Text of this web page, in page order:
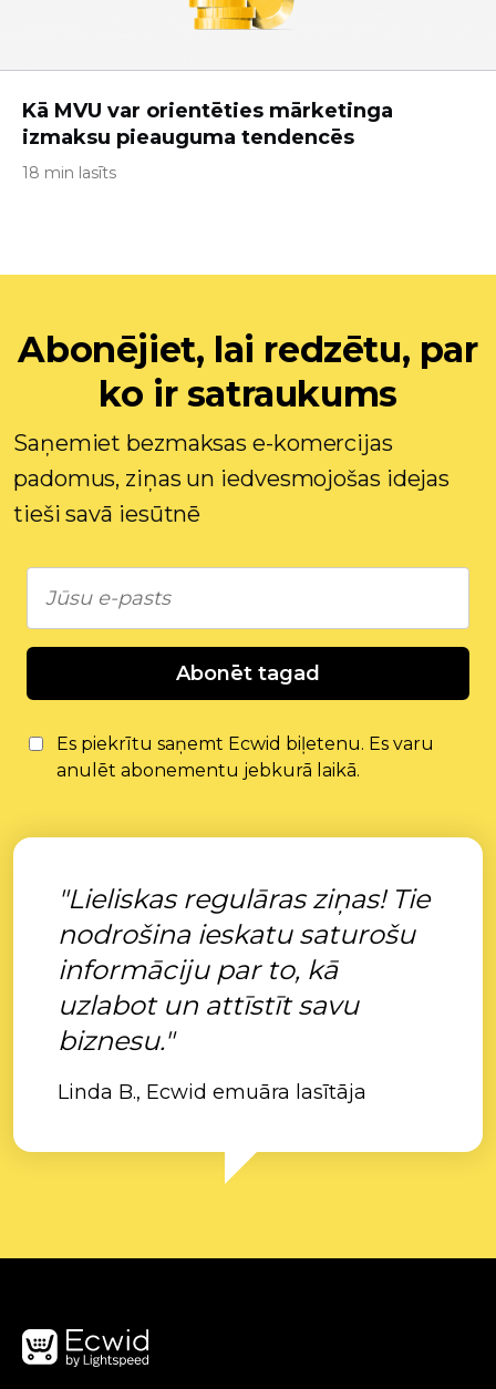
Kā MVU var orientēties mārketinga
izmaksu pieauguma tendencēs
18 min lasīts
Abonējiet, lai redzētu, par
ko ir satraukums
Saņemiet bezmaksas e-komercijas
padomus, ziņas un iedvesmojošas idejas
tieši savā iesūtnē
Abonēt tagad
Es piekrītu saņemt Ecwid biļetenu. Es varu
anulēt abonementu jebkurā laikā.
"Lieliskas regulāras ziņas! Tie
nodrošina ieskatu saturošu
informāciju par to, kā
uzlabot un attīstīt savu
biznesu."
Linda B., Ecwid emuāra lasītāja